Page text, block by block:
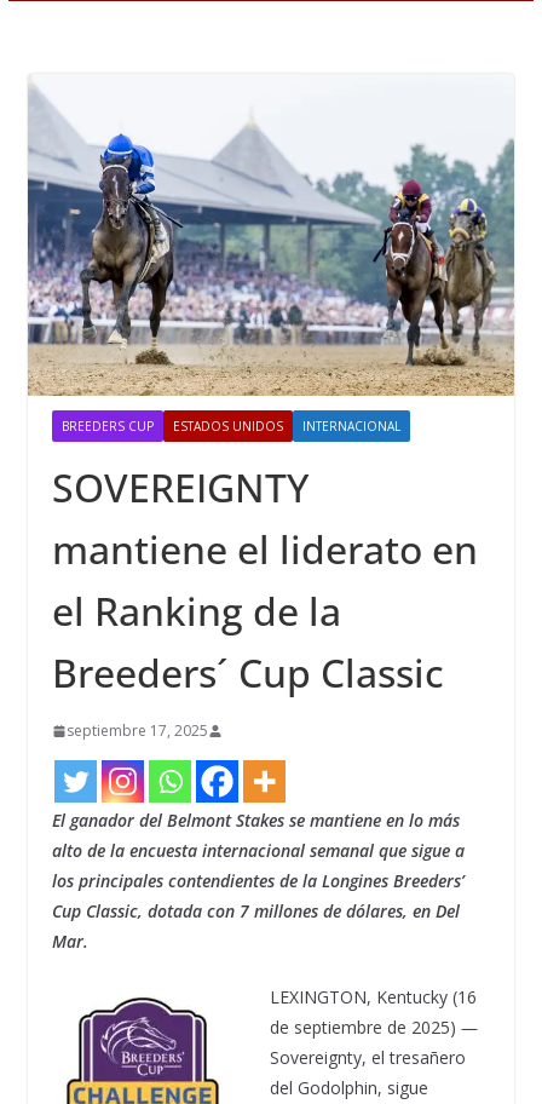
BREEDERS CUP ESTADOS UNIDOS INTERNACIONAL
SOVEREIGNTY
mantiene el liderato en
el Ranking de la
Breeders´ Cup Classic
septiembre 17, 2025
El ganador del Belmont Stakes se mantiene en lo más
alto de la encuesta internacional semanal que sigue a
los principales contendientes de la Longines Breeders’
Cup Classic, dotada con 7 millones de dólares, en Del
Mar.
LEXINGTON, Kentucky (16
de septiembre de 2025) ―
Sovereignty, el tresañero
del Godolphin, sigue